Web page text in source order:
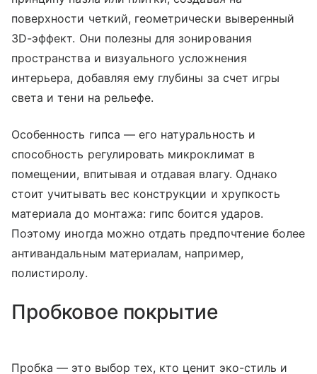
поверхности четкий, геометрически выверенный
3D-эффект. Они полезны для зонирования
пространства и визуального усложнения
интерьера, добавляя ему глубины за счет игры
света и тени на рельефе.
Особенность гипса — его натуральность и
способность регулировать микроклимат в
помещении, впитывая и отдавая влагу. Однако
стоит учитывать вес конструкции и хрупкость
материала до монтажа: гипс боится ударов.
Поэтому иногда можно отдать предпочтение более
антивандальным материалам, например,
полистиролу.
Пробковое покрытие
Пробка — это выбор тех, кто ценит эко-стиль и